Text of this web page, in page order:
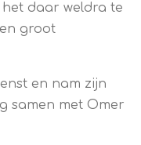
daar weldra te
groot
en nam zijn
samen met Omer